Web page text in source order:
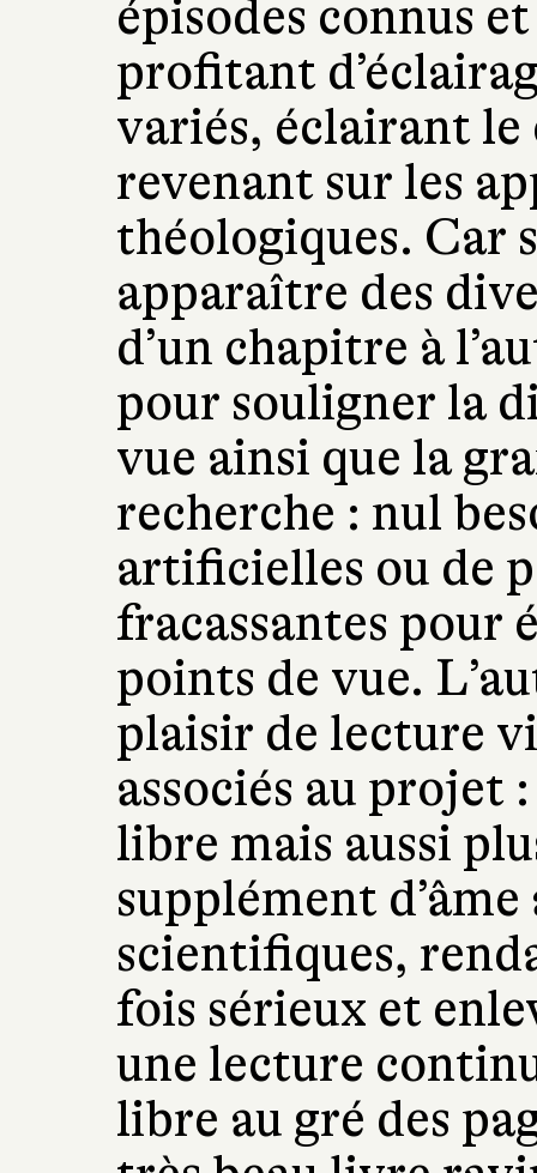
épisodes connus
profitant
variés, éclairant
revenant sur les
théologiques. Car
apparaître des
d’un chapitre à
pour souligner la
vue ainsi que la
recherche : nul
artificielles ou de
fracassantes pour
points de vue.
plaisir de lecture
associés au projet
libre mais aussi
supplément
scientifiques,
fois sérieux et
une lecture
libre au gré des